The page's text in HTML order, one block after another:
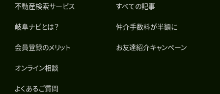
不動産検索サービス
岐阜ナビとは？
会員登録のメリット
オンライン相談
よくあるご質問
すべての記事
仲介手数料が半額に
お友達紹介キャンペーン